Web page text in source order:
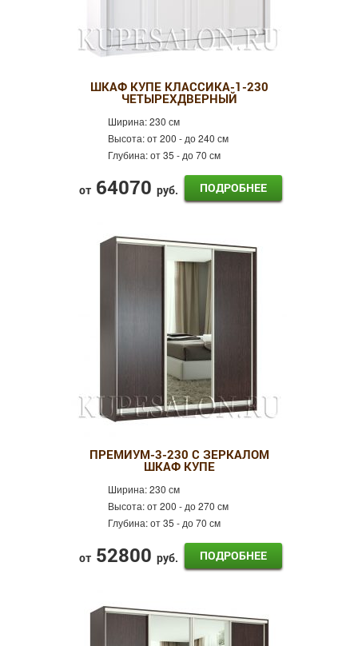
ШКАФ КУПЕ КЛАССИКА-1-230
ЧЕТЫРЕХДВЕРНЫЙ
Ширина:230 см
Высота:от 200 - до 240 см
Глубина:от 35 - до 70 см
от 64070 руб. ПОДРОБНЕЕ
ПРЕМИУМ-3-230 С ЗЕРКАЛОМ
ШКАФ КУПЕ
Ширина:230 см
Высота:от 200 - до 270 см
Глубина:от 35 - до 70 см
от 52800 руб. ПОДРОБНЕЕ